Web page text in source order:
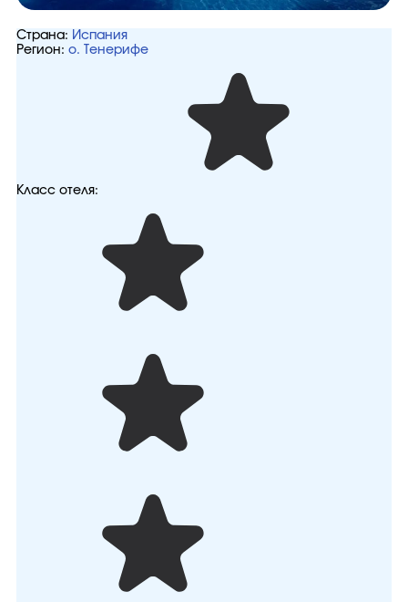
Страна: Испания
Регион: о. Тенерифе
Класс отеля: